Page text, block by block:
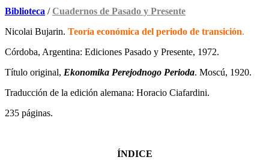
Biblioteca /Cuadernos de Pasado y Presente
Nicolai Bujarin. Teoría económica del periodo de transición.
Córdoba, Argentina: Ediciones Pasado y Presente, 1972.
Título original, Ekonomika Perejodnogo Perioda. Moscú, 1920.
Traducción de la edición alemana: Horacio Ciafardini.
235 páginas.
ÍNDICE